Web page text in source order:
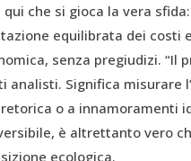
qui che si gioca la vera
equilibrata dei costi
senza pregiudizi. “Il
analisti. Significa misurare
o a innamoramenti
è altrettanto vero
ecologica.